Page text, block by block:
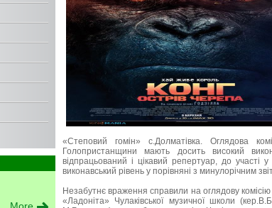
«Степовий гомін» с.Долматівка. Оглядова
Голопристанщини мають досить високий
відпрацьований і цікавий репертуар, до участі
виконавський рівень у порівняні з минулорічним
Незабутнє враження справили на оглядову
«Ладоніта» Чулаківської музичної школи